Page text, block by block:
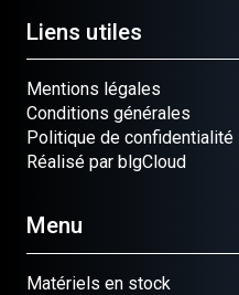
Liens utiles
Mentions légales
Conditions générales
Politique de confidentialité
Réalisé par blgCloud
Menu
Matériels en stock